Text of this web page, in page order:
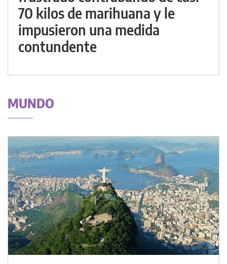
70 kilos de marihuana y le
impusieron una medida
contundente
MUNDO